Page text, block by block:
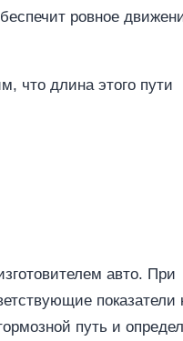
ровное
что длина этого пути
авто. При
показатели
путь и